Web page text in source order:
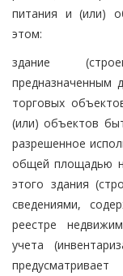
питания и (или)
этом:
здание
предназначенным
торговых
(или) объектов
разрешенное
общей площадью
этого здания
сведениями,
реестре
учета